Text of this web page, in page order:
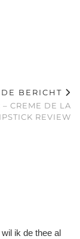
BERICHT
– CREME DE LA
REVIEW
ik de thee al